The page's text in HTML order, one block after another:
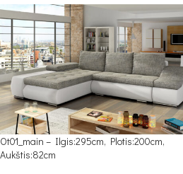
Ot01_main – Ilgis:295cm, Plotis:200cm,
Aukštis:82cm